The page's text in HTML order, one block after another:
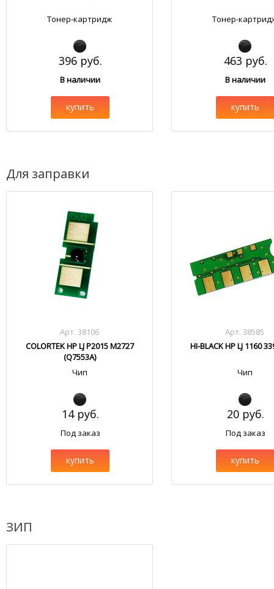
Тонер-картридж
396 руб.
В наличии
купить
Тонер-
463 руб.
В наличии
купить
Для заправки
Арт. 38106
COLORTEK HP LJ P2015 M2727
(Q7553A)
Чип
14 руб.
Под заказ
купить
Арт. 38585
HI-BLACK HP LJ 1160
Чип
20 руб.
Под заказ
купить
ЗИП